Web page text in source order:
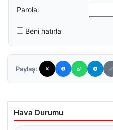
Parola:
Beni hatırla
Paylaş:
Hava Durumu